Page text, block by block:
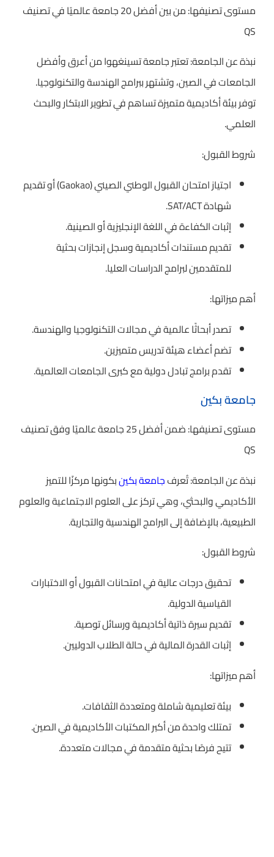
مستوى تصنيفها: من بين أفضل 20 جامعة عالميًا في تصنيف
QS
نبذة عن الجامعة: تعتبر جامعة تسينغهوا من أعرق وأفضل
الجامعات في الصين، وتشتهر ببرامج الهندسة والتكنولوجيا.
توفر بيئة أكاديمية متميزة تساهم في تطوير الابتكار والبحث
العلمي.
شروط القبول:
اجتياز امتحان القبول الوطني الصيني (Gaokao) أو تقديم
شهادة SAT/ACT.
إثبات الكفاءة في اللغة الإنجليزية أو الصينية.
تقديم مستندات أكاديمية وسجل إنجازات بحثية
للمتقدمين لبرامج الدراسات العليا.
أهم ميزاتها:
تصدر أبحاثًا عالمية في مجالات التكنولوجيا والهندسة.
تضم أعضاء هيئة تدريس متميزين.
تقدم برامج تبادل دولية مع كبرى الجامعات العالمية.
جامعة بكين
مستوى تصنيفها: ضمن أفضل 25 جامعة عالميًا وفق تصنيف
QS
نبذة عن الجامعة: تُعرفجامعة بكينبكونها مركزًا للتميز
الأكاديمي والبحثي، وهي تركز على العلوم الاجتماعية والعلوم
الطبيعية، بالإضافة إلى البرامج الهندسية والتجارية.
شروط القبول:
تحقيق درجات عالية في امتحانات القبول أو الاختبارات
القياسية الدولية.
تقديم سيرة ذاتية أكاديمية ورسائل توصية.
إثبات القدرة المالية في حالة الطلاب الدوليين.
أهم ميزاتها:
بيئة تعليمية شاملة ومتعددة الثقافات.
تمتلك واحدة من أكبر المكتبات الأكاديمية في الصين.
تتيح فرصًا بحثية متقدمة في مجالات متعددة.